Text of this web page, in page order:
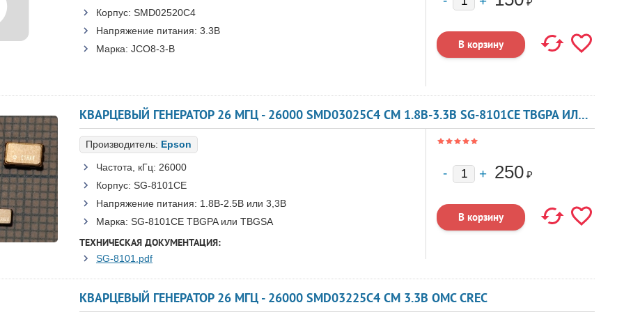
Корпус: SMD02520C4
Напряжение питания: 3.3В
Марка: JCO8-3-B
КВАРЦЕВЫЙ ГЕНЕРАТОР 26 МГЦ - 26000 SMD03025C4 CM 1.8В-3.3В SG-8101CE TBGPA ИЛИ TBGSA
Производитель: Epson
Частота, кГц: 26000
Корпус: SG-8101CE
Напряжение питания: 1.8В-2.5B или 3,3B
Марка: SG-8101CE TBGPA или TBGSA
ТЕХНИЧЕСКАЯ ДОКУМЕНТАЦИЯ:
SG-8101.pdf
250 ₽
КВАРЦЕВЫЙ ГЕНЕРАТОР 26 МГЦ - 26000 SMD03225C4 CM 3.3В OMC CREC